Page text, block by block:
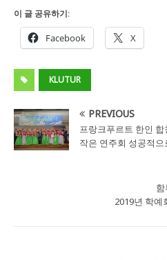
이 글 공유하기:
Facebook X
KLUTUR
PREVIOUS
프랑크푸르트 한인 합
작은 연주회 성공적으
2019년 학예